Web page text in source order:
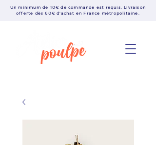
Un minimum de 10€ de commande est requis. Livraison
offerte dès 60€ d'achat en France métropolitaine.